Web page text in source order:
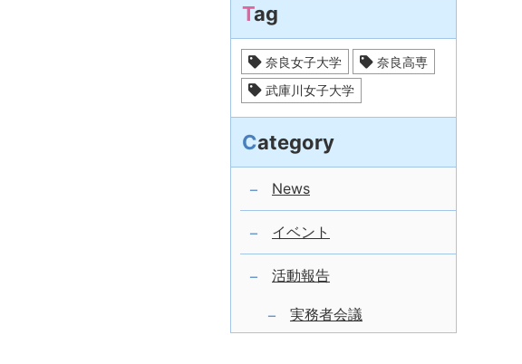
Tag
奈良女子大学
奈良高専
武庫川女子大学
Category
News
イベント
活動報告
実務者会議